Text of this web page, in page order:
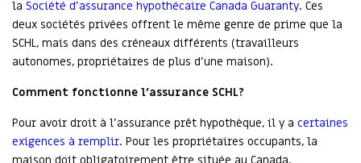
la Société d’assurance hypothécaire Canada Guaranty. Ces
deux sociétés privées offrent le même genre de prime que la
SCHL, mais dans des créneaux différents (travailleurs
autonomes, propriétaires de plus d’une maison).
Comment fonctionne l’assurance SCHL?
Pour avoir droit à l’assurance prêt hypothèque, il y a certaines
exigences à remplir. Pour les propriétaires occupants, la